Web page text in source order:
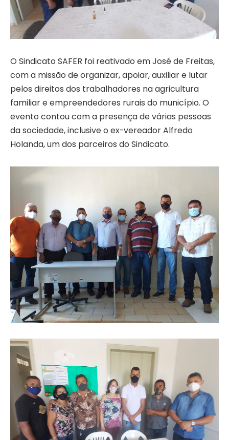
O Sindicato SAFER foi reativado em José de Freitas,
com a missão de organizar, apoiar, auxiliar e lutar
pelos direitos dos trabalhadores na agricultura
familiar e empreendedores rurais do município. O
evento contou com a presença de várias pessoas
da sociedade, inclusive o ex-vereador Alfredo
Holanda, um dos parceiros do Sindicato.